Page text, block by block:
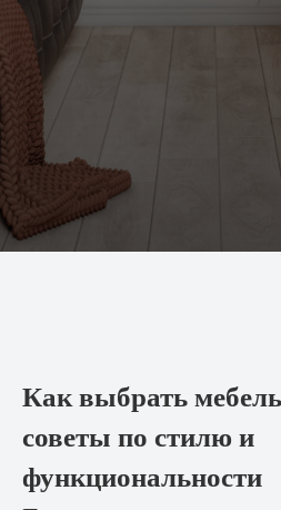
Как выбрать
советы по стилю и
функциональности